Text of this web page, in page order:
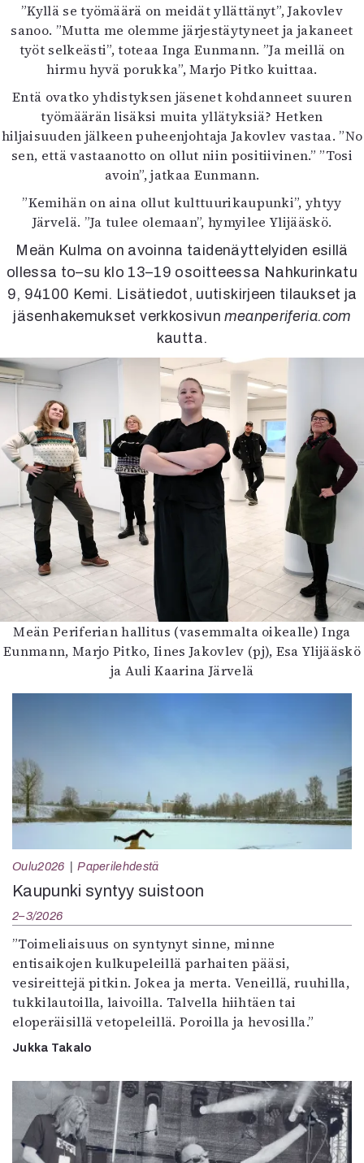
”Kyllä se työmäärä on meidät yllättänyt”, Jakovlev
sanoo. ”Mutta me olemme järjestäytyneet ja jakaneet
työt selkeästi”, toteaa Inga Eunmann. ”Ja meillä on
hirmu hyvä porukka”, Marjo Pitko kuittaa.
Entä ovatko yhdistyksen jäsenet kohdanneet suuren
työmäärän lisäksi muita yllätyksiä? Hetken
hiljaisuuden jälkeen puheenjohtaja Jakovlev vastaa. ”No
sen, että vastaanotto on ollut niin positiivinen.” ”Tosi
avoin”, jatkaa Eunmann.
”Kemihän on aina ollut kulttuurikaupunki”, yhtyy
Järvelä. ”Ja tulee olemaan”, hymyilee Ylijääskö.
Meän Kulma on avoinna taidenäyttelyiden esillä
ollessa to–su klo 13–19 osoitteessa Nahkurinkatu
9, 94100 Kemi. Lisätiedot, uutiskirjeen tilaukset ja
jäsenhakemukset verkkosivunmeanperiferia.com
kautta.
Meän Periferian hallitus (vasemmalta oikealle) Inga
Eunmann, Marjo Pitko, Iines Jakovlev (pj), Esa Ylijääskö
ja Auli Kaarina Järvelä
Oulu2026 Paperilehdestä
Kaupunki syntyy suistoon
2–3/2026
”Toimeliaisuus on syntynyt sinne, minne
entisaikojen kulkupeleillä parhaiten pääsi,
vesireittejä pitkin. Jokea ja merta. Veneillä, ruuhilla,
tukkilautoilla, laivoilla. Talvella hiihtäen tai
eloperäisillä vetopeleillä. Poroilla ja hevosilla.”
Jukka Takalo